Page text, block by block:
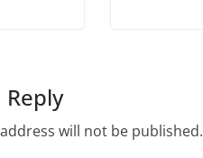
Reply
will not be published.